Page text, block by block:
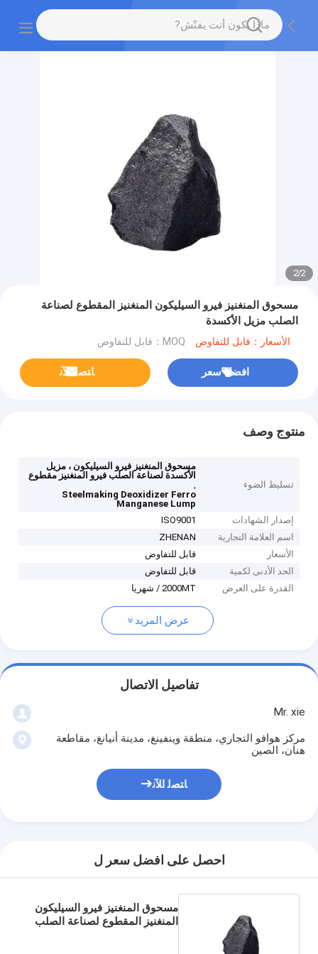
2
/
2
مسحوق المنغنيز فيرو السيليكون المنغنيز المقطوع لصناعة
الصلب مزيل الأكسدة
الأسعار：قابل للتفاوض MOQ：قابل للتفاوض
افضل سعر ﺎﺘﺼﻟ ﺍﻶﻧ
منتوج وصف
تسليط الضوء
مسحوق المنغنيز فيرو السيليكون ، مزيل
الأكسدة لصناعة الصلب فيرو المنغنيز مقطوع
,
Steelmaking Deoxidizer Ferro
Manganese Lump
إصدار الشهادات
ISO9001
اسم العلامة التجارية
ZHENAN
الأسعار
قابل للتفاوض
الحد الأدنى لكمية
قابل للتفاوض
القدرة على العرض
2000MT / شهريا
عرض المزيد
تفاصيل الاتصال
Mr. xie
مركز هوافو التجاري، منطقة وينفينغ، مدينة أنيانغ، مقاطعة
هنان، الصين
ﺎﺘﺼﻟ ﺍﻶﻧ
احصل على افضل سعر ل
مسحوق المنغنيز فيرو السيليكون
المنغنيز المقطوع لصناعة الصلب